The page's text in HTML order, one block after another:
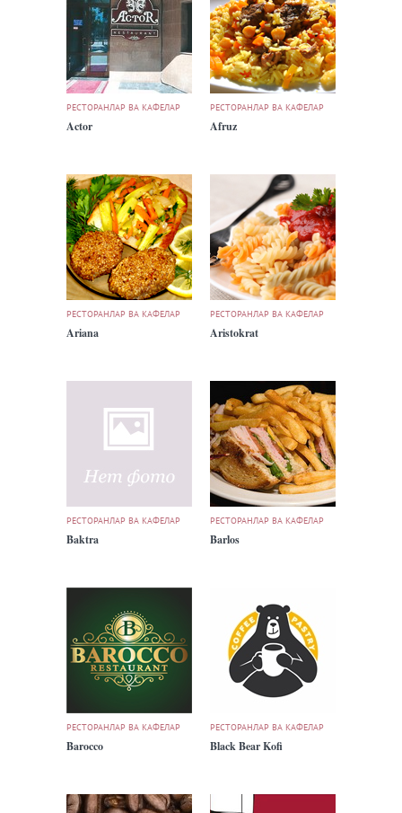
РЕСТОРАНЛАР ВА КАФЕЛАР
Actor
РЕСТОРАНЛАР ВА КАФЕЛАР
Afruz
РЕСТОРАНЛАР ВА КАФЕЛАР
Ariana
РЕСТОРАНЛАР ВА КАФЕЛАР
Aristokrat
РЕСТОРАНЛАР ВА КАФЕЛАР
Baktra
РЕСТОРАНЛАР ВА КАФЕЛАР
Barlos
РЕСТОРАНЛАР ВА КАФЕЛАР
Barocco
РЕСТОРАНЛАР ВА КАФЕЛАР
Black Bear Kofi